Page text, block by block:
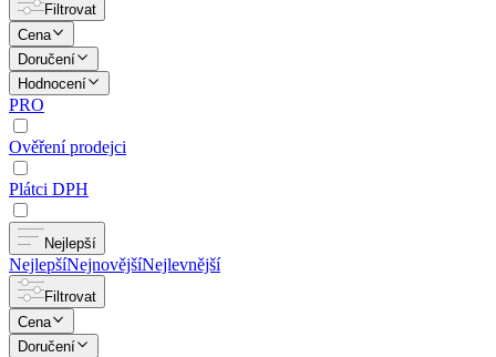
Filtrovat
Cena
Doručení
Hodnocení
PRO
Ověření prodejci
Plátci DPH
Nejlepší
NejlepšíNejnovějšíNejlevnější
Filtrovat
Cena
Doručení